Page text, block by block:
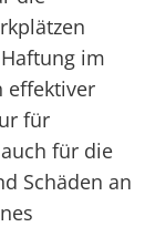
im
effektiver
für
für die
Schäden an